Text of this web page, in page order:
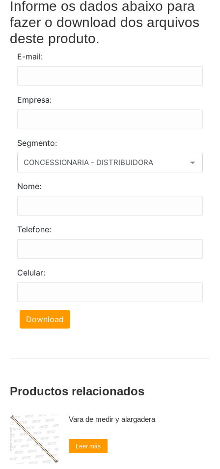
Informe os dados abaixo para
fazer o download dos arquivos
deste produto.
E-mail:
Empresa:
Segmento:
Nome:
Telefone:
Celular:
Download
Productos relacionados
Vara de medir y alargadera
Leer más